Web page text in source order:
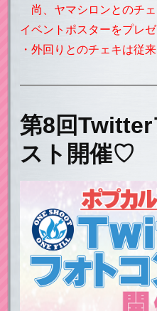
尚、ヤマシロンとのチ
イベントポスターをプレ
・外回りとのチェキは従
第8回
スト開催♡